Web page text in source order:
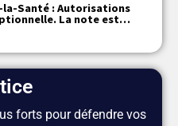
la-Santé : Autorisations
La note est
ne l’est pas !
forts pour défendre vos